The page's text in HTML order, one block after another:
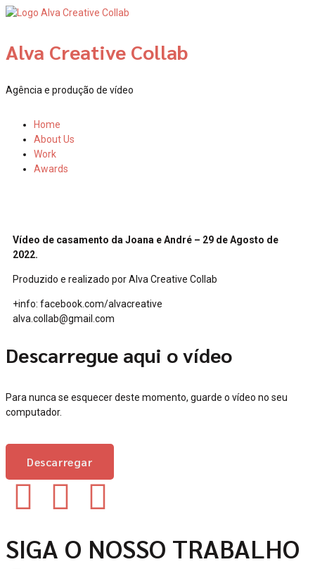
Alva Creative Collab
Agência e produção de vídeo
Home
About Us
Work
Awards
Vídeo de casamento da Joana e André – 29 de Agosto de
2022.
Produzido e realizado por Alva Creative Collab
+info: facebook.com/alvacreative
alva.collab@gmail.com
Descarregue aqui o vídeo
Para nunca se esquecer deste momento, guarde o vídeo no seu
computador.
Descarregar
SIGA O NOSSO TRABALHO